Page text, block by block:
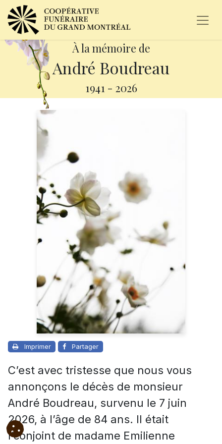
À la mémoire de
André Boudreau
1941 - 2026
Imprimer Partager
C’est avec tristesse que nous vous
annonçons le décès de monsieur
André Boudreau, survenu le 7 juin
2026, à l’âge de 84 ans. Il était
l’conjoint de madame Emilienne